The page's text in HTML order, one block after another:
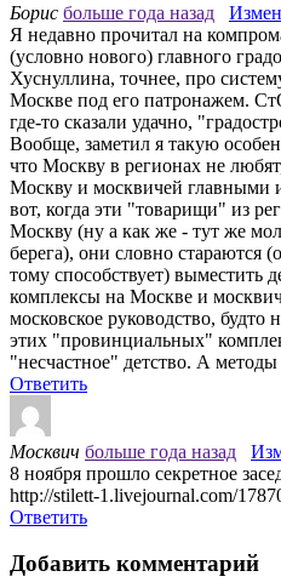
Борис больше года назад
Я недавно прочитал на
(условно нового) главного
Хуснуллина, точнее, про
Москве под его патронажем.
где-то сказали удачно,
Вообще, заметил я такую
что Москву в регионах не
Москву и москвичей главными
вот, когда эти "товарищи" из
Москву (ну а как же - тут же
берега), они словно стараются
тому способствует) выместить
комплексы на Москве и
московское руководство, будто
этих "провинциальных"
"несчастное" детство. А
Ответить
Москвич больше года назад
8 ноября прошло секретное
http://stilett-1.livejournal.com/
Ответить
Добавить комментарий